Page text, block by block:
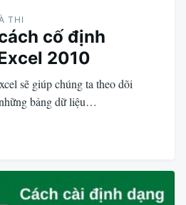
THI
cố định
2010
sẽ giúp chúng ta theo dõi
bảng dữ liệu…